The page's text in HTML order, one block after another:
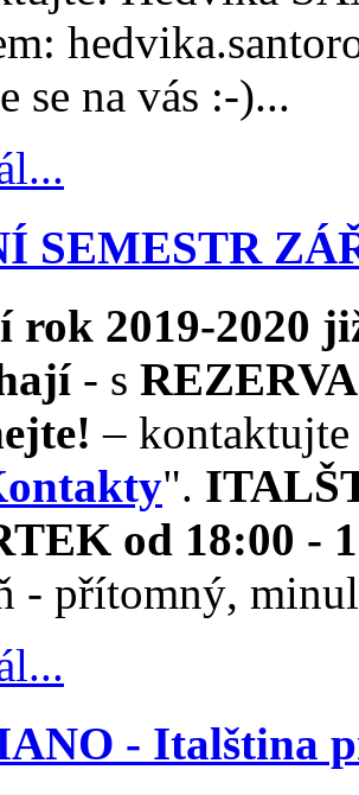
se na vás :-)...
SEMESTR
rok 2019-2020
- s
–
".
od 18:00 -
- přítomný,
- Italština